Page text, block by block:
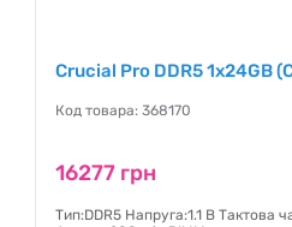
Crucial Pro DDR5 1x24GB
Код товара: 368170
16277 грн
Тип:DDR5 Напруга:1.1 В Тактова